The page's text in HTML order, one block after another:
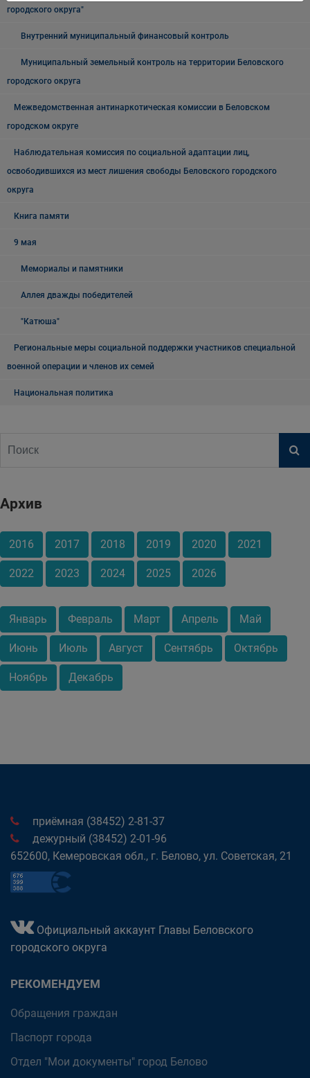
городского округа"
Внутренний муниципальный финансовый контроль
Муниципальный земельный контроль на территории Беловского
городского округа
Межведомственная антинаркотическая комиссии в Беловском
городском округе
Наблюдательная комиссия по социальной адаптации лиц,
освободившихся из мест лишения свободы Беловского городского
округа
Книга памяти
9 мая
Мемориалы и памятники
Аллея дважды победителей
"Катюша"
Региональные меры социальной поддержки участников специальной
военной операции и членов их семей
Национальная политика
Архив
2016 2017 2018 2019 2020 2021
2022 2023 2024 2025 2026
Январь Февраль Март Апрель Май
Июнь Июль Август Сентябрь Октябрь
Ноябрь Декабрь
приёмная (38452) 2-81-37
дежурный (38452) 2-01-96
652600, Кемеровская обл., г. Белово, ул. Советская, 21
Официальный аккаунт Главы Беловского
городского округа
РЕКОМЕНДУЕМ
Обращения граждан
Паспорт города
Отдел "Мои документы" город Белово